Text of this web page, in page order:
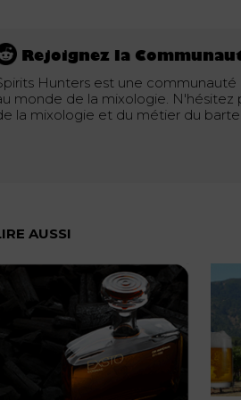
Rejoignez la
Hunters est une
monde de la mixologie. N'hésitez
la mixologie et du métier du
AUSSI